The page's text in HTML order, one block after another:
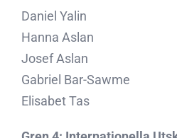
Daniel Yalin
Hanna Aslan
Josef Aslan
Gabriel Bar-Sawme
Elisabet Tas